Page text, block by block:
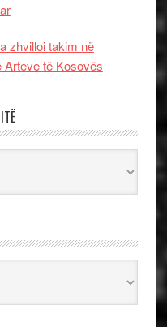
zhvilloi takim në
Arteve të Kosovës